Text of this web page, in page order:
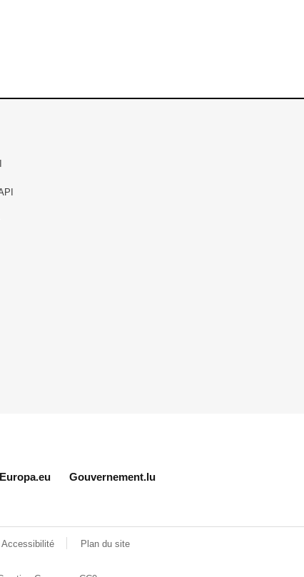
Gouvernement.lu
Accessibilité Plan du site